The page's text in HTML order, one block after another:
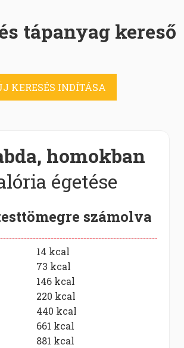
tápanyag kereső
KERESÉS INDÍTÁSA
homokban
égetése
számolva
14 kcal
73 kcal
146 kcal
220 kcal
440 kcal
661 kcal
881 kcal